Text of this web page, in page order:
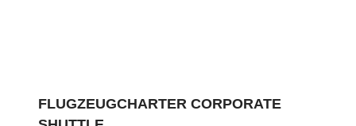
FLUGZEUGCHARTER CORPORATE